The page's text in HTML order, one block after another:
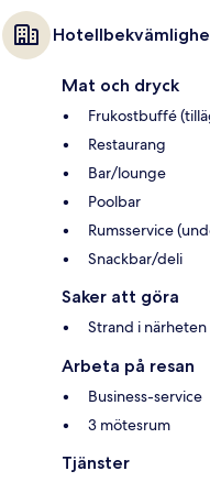
Mat och dryck
Frukostbuffé
Restaurang
Bar/lounge
Poolbar
Rumsservice
Snackbar/deli
Saker att göra
Strand i närheten
Arbeta på resan
Business-service
3 mötesrum
Tjänster